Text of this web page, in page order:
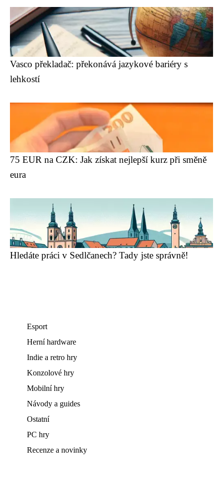
Vasco překladač: překonává jazykové bariéry s
lehkostí
75 EUR na CZK: Jak získat nejlepší kurz při směně
eura
Hledáte práci v Sedlčanech? Tady jste správně!
Esport
Herní hardware
Indie a retro hry
Konzolové hry
Mobilní hry
Návody a guides
Ostatní
PC hry
Recenze a novinky